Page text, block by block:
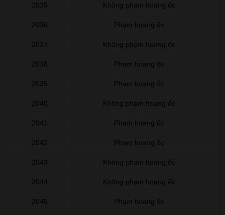
2035 Không phạm hoang ốc
2036 Phạm hoang ốc
2037 Không phạm hoang ốc
2038 Phạm hoang ốc
2039 Phạm hoang ốc
2040 Không phạm hoang ốc
2041 Phạm hoang ốc
2042 Phạm hoang ốc
2043 Không phạm hoang ốc
2044 Không phạm hoang ốc
2045 Phạm hoang ốc